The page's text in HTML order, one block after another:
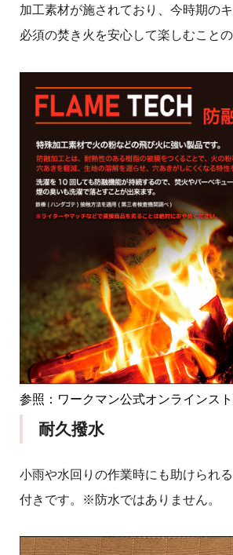
加工素材が施されており、今時期の
必須の焚き火を安心して楽しむことの
参照：ワークマン公式オンラインス
耐久撥水
小雨や水回りの作業時にも助けられ
付きです。※防水ではありません。